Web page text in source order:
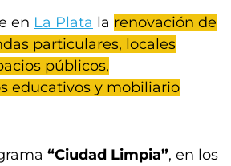
en La Plata la renovación de
particulares, locales
públicos,
educativos y mobiliario
“Ciudad Limpia”, en los